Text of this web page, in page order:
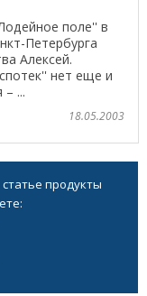
поле'' в
Петербурга
Алексей.
нет еще и
...
18.05.2003
продукты